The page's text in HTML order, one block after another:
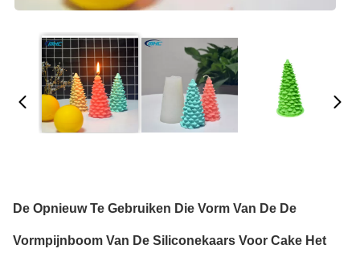
De Opnieuw Te Gebruiken Die Vorm Van De De
Vormpijnboom Van De Siliconekaars Voor Cake Het